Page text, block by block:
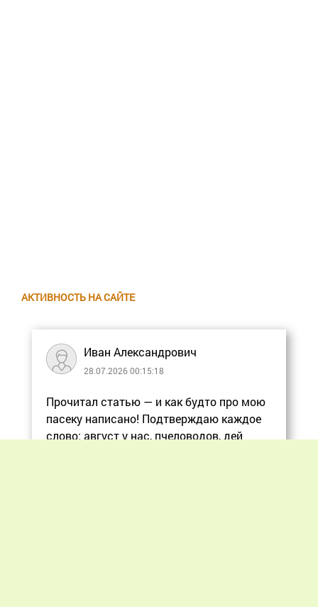
АКТИВНОСТЬ НА САЙТЕ
Иван Александрович
28.07.2026 00:15:18
Прочитал статью — и как будто про мою
пасеку написано! Подтверждаю каждое
слово: август у нас, пчеловодов, дей